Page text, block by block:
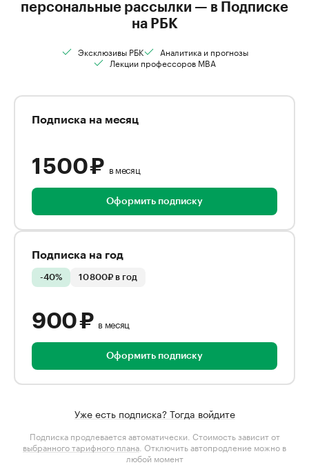
персональные рассылки — в Подписке
на РБК
Эксклюзивы РБК
Аналитика и прогнозы
Лекции профессоров MBA
Подписка на месяц
1 500 ₽ в месяц
Оформить подписку
Подписка на год
-40% 10 800₽ в год
900 ₽ в месяц
Оформить подписку
Уже есть подписка? Тогда войдите
Подписка продлевается автоматически. Стоимость зависит от
выбранного тарифного плана . Отключить автопродление можно в
любой момент